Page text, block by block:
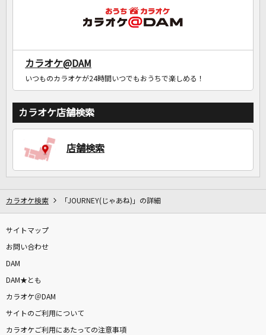
カラオケ@DAM
いつものカラオケが24時間いつでもおうちで楽しめる！
カラオケ店舗検索
店舗検索
カラオケ検索 「JOURNEY(じゃあね)」の詳細
サイトマップ
お問い合わせ
DAM
DAM★とも
カラオケ＠DAM
サイトのご利用について
カラオケご利用にあたっての注意事項